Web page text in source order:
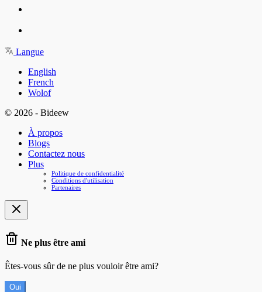
Langue
English
French
Wolof
© 2026 - Bideew
À propos
Blogs
Contactez nous
Plus
Politique de confidentialité
Conditions d'utilisation
Partenaires
Ne plus être ami
Êtes-vous sûr de ne plus vouloir être ami?
Oui